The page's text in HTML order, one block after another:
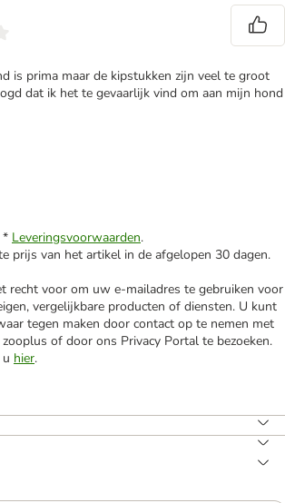
is prima maar de kipstukken zijn veel te groot
dat ik het te gevaarlijk vind om aan mijn hond
* Leveringsvoorwaarden.
prijs van het artikel in de afgelopen 30 dagen.
recht voor om uw e-mailadres te gebruiken voor
vergelijkbare producten of diensten. U kunt
tegen maken door contact op te nemen met
of door ons Privacy Portal te bezoeken.
hier.